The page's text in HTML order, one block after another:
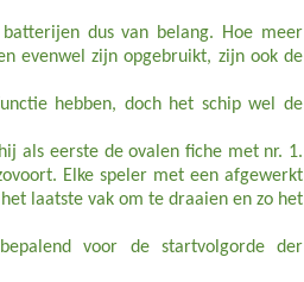
dus van belang. Hoe meer
evenwel zijn opgebruikt, zijn ook de
hebben, doch het schip wel de
als eerste de ovalen fiche met nr. 1.
Elke speler met een afgewerkt
laatste vak om te draaien en zo het
voor de startvolgorde der